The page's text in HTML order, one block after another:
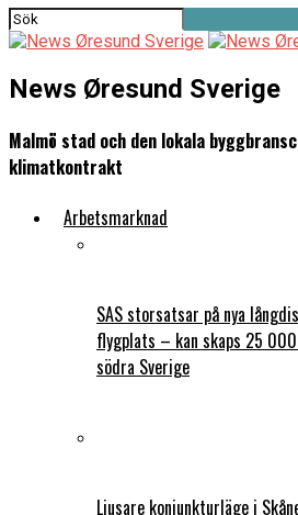
News Øresund Sverige
Malmö stad och den lokala
klimatkontrakt
Arbetsmarknad
SAS storsatsar på nya
flygplats – kan skaps 25
södra Sverige
Ljusare konjunkturläge i